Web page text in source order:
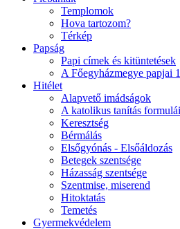
Templomok
Hova tartozom?
Térkép
Papság
Papi címek és kitüntetések
A Főegyházmegye papjai
Hitélet
Alapvető imádságok
A katolikus tanítás formulái
Keresztség
Bérmálás
Elsőgyónás - Elsőáldozás
Betegek szentsége
Házasság szentsége
Szentmise, miserend
Hitoktatás
Temetés
Gyermekvédelem